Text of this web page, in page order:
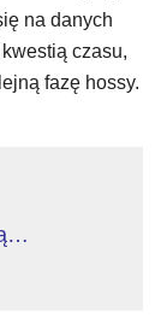
na danych
czasu,
fazę hossy.